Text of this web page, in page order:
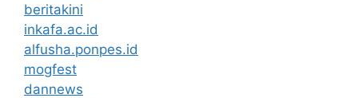
beritakini
inkafa.ac.id
alfusha.ponpes.id
mogfest
dannews